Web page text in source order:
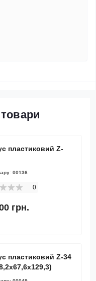
пластиковий Z-
00136
0
грн.
пластиковий Z-34